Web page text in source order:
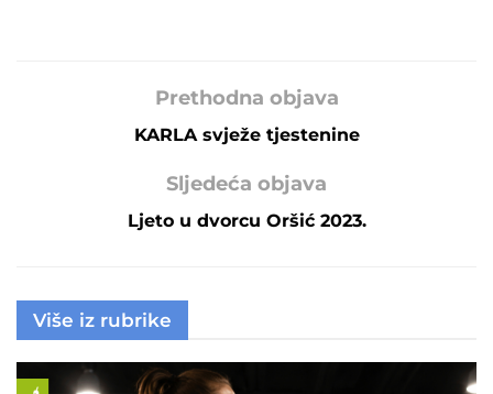
Prethodna objava
KARLA svježe tjestenine
Sljedeća objava
Ljeto u dvorcu Oršić 2023.
Više iz rubrike